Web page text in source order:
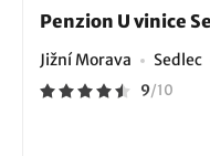
Penzion U vinice
Jižní Morava Sedlec
9/10